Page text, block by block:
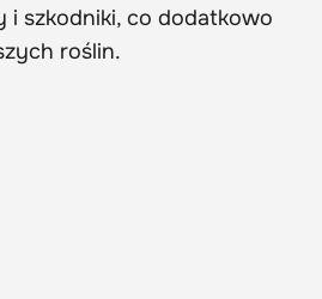
i szkodniki, co dodatkowo
roślin.